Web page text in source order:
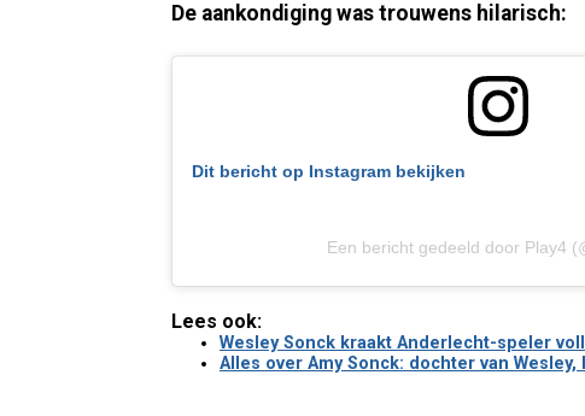
De aankondiging was trouwens hilarisch:
Dit bericht op Instagram bekijken
Een bericht gedeeld door Play4
Lees ook:
Wesley Sonck kraakt Anderlecht-speler
Alles over Amy Sonck: dochter van